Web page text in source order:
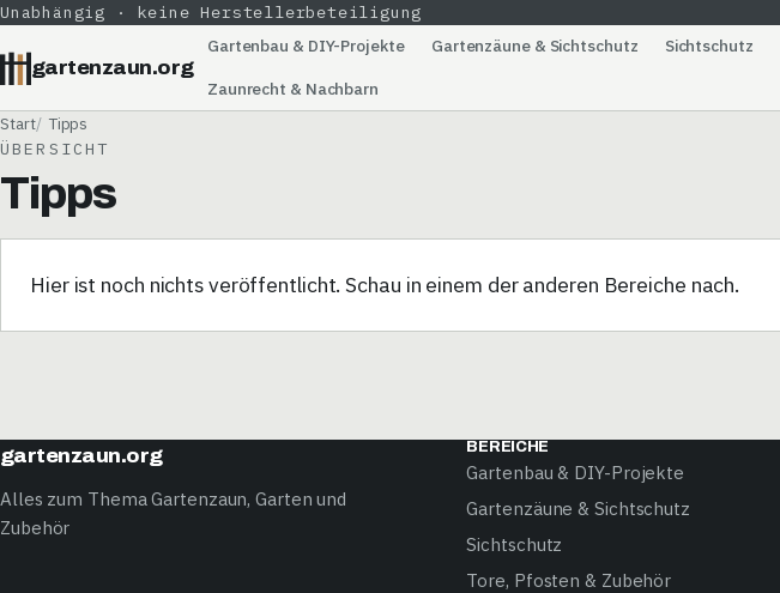
Unabhängig · keine Herstellerbeteiligung
gartenzaun.org
Gartenbau & DIY-Projekte Gartenzäune & Sichtschutz Sichtschutz
Zaunrecht & Nachbarn
Start
Tipps
ÜBERSICHT
Tipps
Hier ist noch nichts veröffentlicht. Schau in einem der anderen Bereiche nach.
gartenzaun.org
Alles zum Thema Gartenzaun, Garten und
Zubehör
BEREICHE
Gartenbau & DIY-Projekte
Gartenzäune & Sichtschutz
Sichtschutz
Tore, Pfosten & Zubehör